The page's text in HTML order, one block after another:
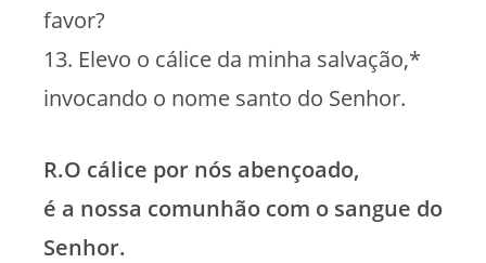
favor?
13. Elevo o cálice da minha salvação,*
invocando o nome santo do Senhor.
R.O cálice por nós abençoado,
é a nossa comunhão com o sangue do
Senhor.